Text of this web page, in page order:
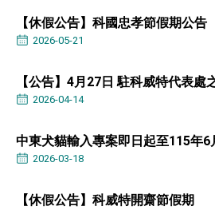
利戰略地位 全力支持「臺
策略小組」跨部會會議
年談話
變局中 奮起的新臺灣
【休假公告】科國忠孝節假期公告
2026-05-21
【公告】4月27日 駐科威特代表處
2026-04-14
中東犬貓輸入專案即日起至115年6
2026-03-18
【休假公告】科威特開齋節假期